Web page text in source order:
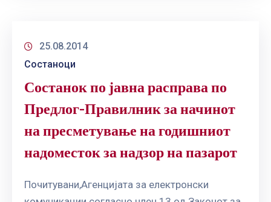
25.08.2014
Состаноци
Состанок по јавна расправа по
Предлог-Правилник за начинот
на пресметување на годишниот
надоместок за надзор на пазарот
Почитувани,Агенцијата за електронски